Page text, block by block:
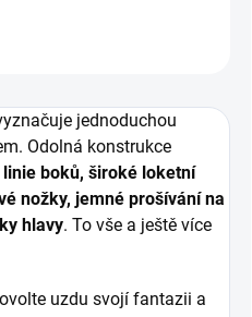
jednoduchou
Odolná konstrukce
boků, široké loketní
nožky, jemné prošívání na
hlavy. To vše a ještě více
uzdu svojí fantazii a